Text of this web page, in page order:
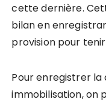
cette dernière.
bilan en
provision pour
Pour enregistrer la
immobilisation, on